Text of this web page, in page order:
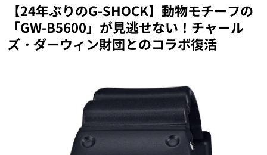
【24年ぶりのG-SHOCK】動物モチーフの
「GW-B5600」が見逃せない！チャール
ズ・ダーウィン財団とのコラボ復活